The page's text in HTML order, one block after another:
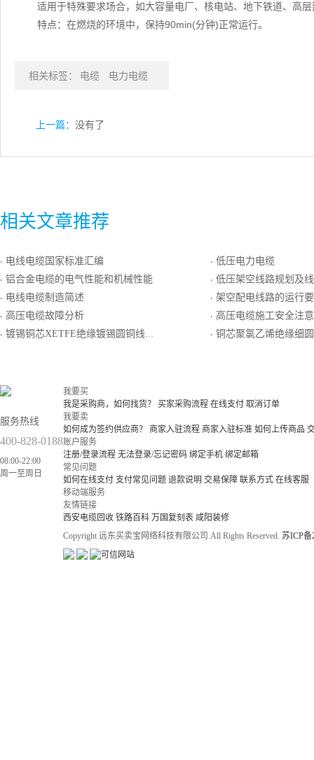
适用于特殊要求场合，如大容量电厂、核电站、地下铁道、高
特点：在燃烧的环境中，保持90min(分钟)正常运行。
相关标签： 电缆 电力电缆
上一篇： 没有了
相关文章推荐
· 电线电缆国家标准汇编
· 铝合金电缆的电气性能和机械性能
· 电线电缆制造简述
· 高压电缆故障分析
· 镀锡铜芯XETFE绝缘镀锡圆铜线编织屏蔽XETFE护套轻型电线电缆
· 低压电力电缆
· 低压架空线路规划及
· 架空配电线路的运行
· 高压电缆施工安全注
· 铜芯聚氯乙烯绝缘细圆钢丝铠装
服务热线
400-828-0188
08:00-22:00
周一至周日
我要买
我是采购商，如何找货？
买家采购流程 在线支付 取消订单
我要卖
如何成为签约供应商？
商家入驻流程 商家入驻标准 如何上传商品
账户服务
注册/登录流程 无法登录/忘记密码 绑定手机 绑定邮箱
常见问题
如何在线支付 支付常见问题 退款说明 交易保障 联系方式 在线客服
移动端服务
友情链接
西安电缆回收 铁路百科 万国复刻表 咸阳装修
Copyright 远东买卖宝网络科技有限公司.All Rights Reserved. 苏ICP备